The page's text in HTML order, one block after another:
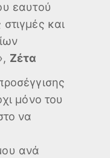
εαυτού
και
Ζέτα
μόνο του
να
ανά